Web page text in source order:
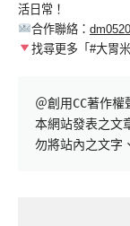
活日常！
合作聯絡：
找尋更多「#大胃
＠創用CC著作權
本網站發表之文
勿將站內之文字